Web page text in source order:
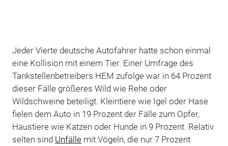
Jeder Vierte deutsche Autofahrer hatte schon einmal
eine Kollision mit einem Tier. Einer Umfrage des
Tankstellenbetreibers HEM zufolge war in 64 Prozent
dieser Fälle größeres Wild wie Rehe oder
Wildschweine beteiligt. Kleintiere wie Igel oder Hase
fielen dem Auto in 19 Prozent der Fälle zum Opfer,
Haustiere wie Katzen oder Hunde in 9 Prozent. Relativ
selten sind Unfällemit Vögeln, die nur 7 Prozent